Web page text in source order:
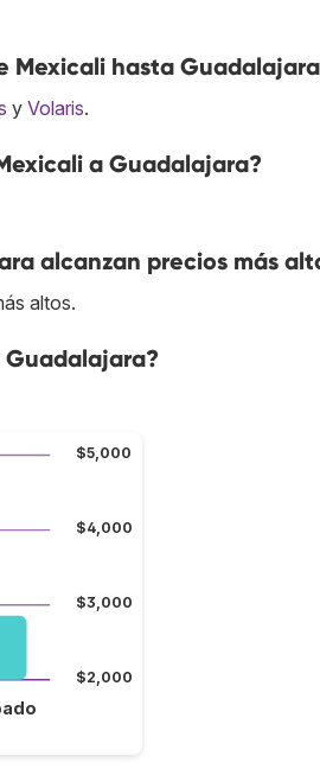
Mexicali hasta
y Volaris.
a Guadalajara?
alcanzan precios más
altos.
Guadalajara?
$2,000
$3,000
$4,000
$5,000